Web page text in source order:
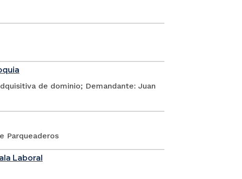
de dominio; Demandante: Juan
Parqueaderos
Laboral